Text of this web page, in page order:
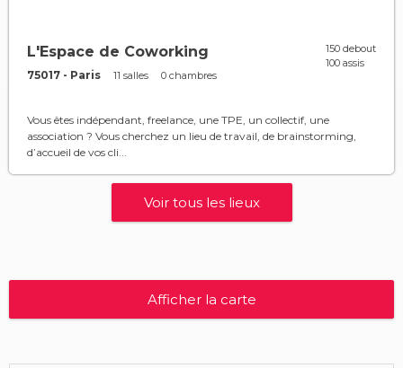
L'Espace de Coworking
75017 - Paris 11 salles 0 chambres
150 debout
100 assis
Vous êtes indépendant, freelance, une TPE, un collectif, une
association ? Vous cherchez un lieu de travail, de brainstorming,
d’accueil de vos cli...
Voir tous les lieux
Afficher la carte